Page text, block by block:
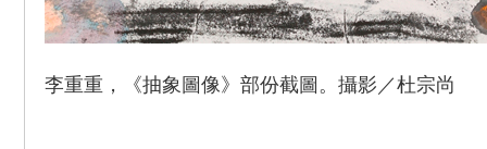
李重重，《抽象圖像》部份截圖。攝影／杜宗尚